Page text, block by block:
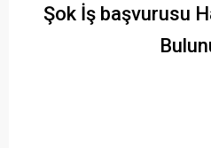
Şok İş başvurusu